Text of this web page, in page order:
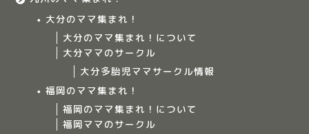
大分のママ集まれ！
大分のママ集まれ！について
大分ママのサークル
大分多胎児ママサークル情報
福岡のママ集まれ！
福岡のママ集まれ！について
福岡ママのサークル